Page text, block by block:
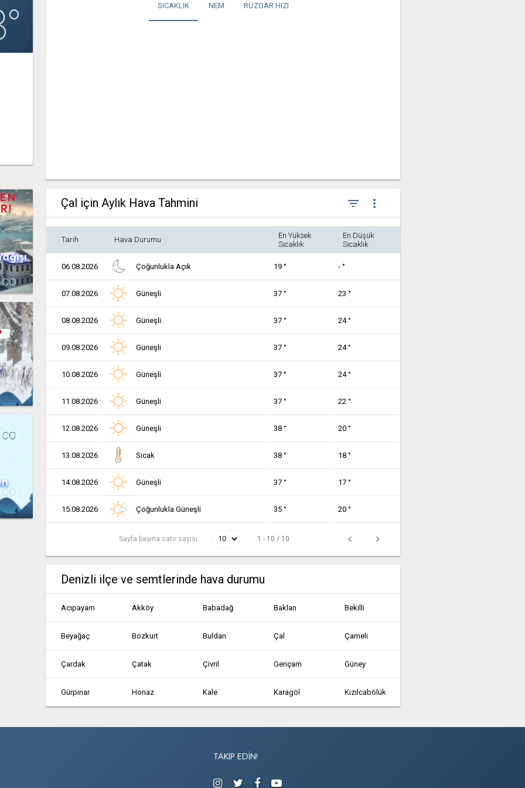
SICAKLIK NEM RÜZGAR HIZI
Çal için Aylık Hava Tahmini filter_list more_vert
Tarih Hava Durumu
En Yüksek
Sıcaklık
En Düşük
Sıcaklık
06.08.2026 Çoğunlukla Açık 19 ° - °
07.08.2026 Güneşli 37 ° 23 °
08.08.2026 Güneşli 37 ° 24 °
09.08.2026 Güneşli 37 ° 24 °
10.08.2026 Güneşli 37 ° 24 °
11.08.2026 Güneşli 37 ° 22 °
12.08.2026 Güneşli 38 ° 20 °
13.08.2026 Sıcak 38 ° 18 °
14.08.2026 Güneşli 37 ° 17 °
15.08.2026 Çoğunlukla Güneşli 35 ° 20 °
Sayfa başına satır sayısı: 1 - 10 / 10
Denizli ilçe ve semtlerinde hava durumu
Acıpayam Akköy Babadağ Baklan Bekilli
Beyağaç Bozkurt Buldan Çal Çameli
Çardak Çatak Çivril Geriçam Güney
Gürpınar Honaz Kale Karagöl Kızılcabölük
TAKIP EDIN!